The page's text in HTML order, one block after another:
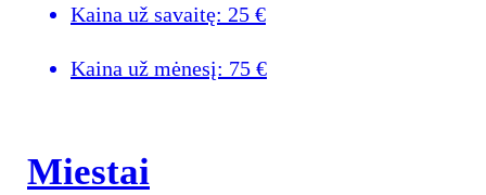
Kaina už savaitę: 25 €
Kaina už mėnesį: 75 €
Miestai